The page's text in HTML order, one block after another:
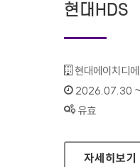
현대HDS
기관명 :
현대에이치디
인증기간 :
2026.07.30
상태 :
유효
현대HDS
자세히보기